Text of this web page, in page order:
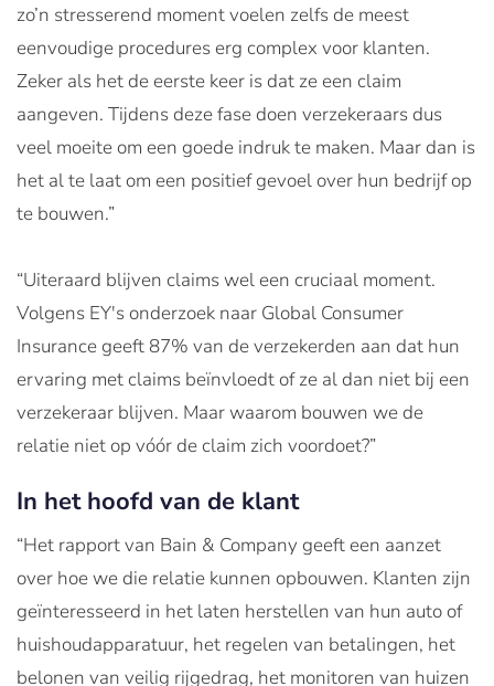
zo’n stresserend moment voelen zelfs de meest
eenvoudige procedures erg complex voor klanten.
Zeker als het de eerste keer is dat ze een claim
aangeven. Tijdens deze fase doen verzekeraars dus
veel moeite om een goede indruk te maken. Maar dan is
het al te laat om een positief gevoel over hun bedrijf op
te bouwen.”
“Uiteraard blijven claims wel een cruciaal moment.
Volgens EY's onderzoek naar Global Consumer
Insurance geeft 87% van de verzekerden aan dat hun
ervaring met claims beïnvloedt of ze al dan niet bij een
verzekeraar blijven. Maar waarom bouwen we de
relatie niet op vóór de claim zich voordoet?”
In het hoofd van de klant
“Het rapport van Bain & Company geeft een aanzet
over hoe we die relatie kunnen opbouwen. Klanten zijn
geïnteresseerd in het laten herstellen van hun auto of
huishoudapparatuur, het regelen van betalingen, het
belonen van veilig rijgedrag, het monitoren van huizen